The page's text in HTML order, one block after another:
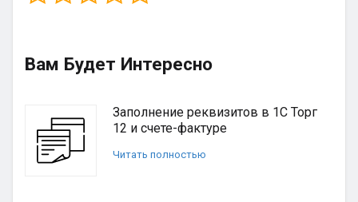
Вам Будет Интересно
Заполнение реквизитов в 1С Торг
12 и счете-фактуре
Читать полностью